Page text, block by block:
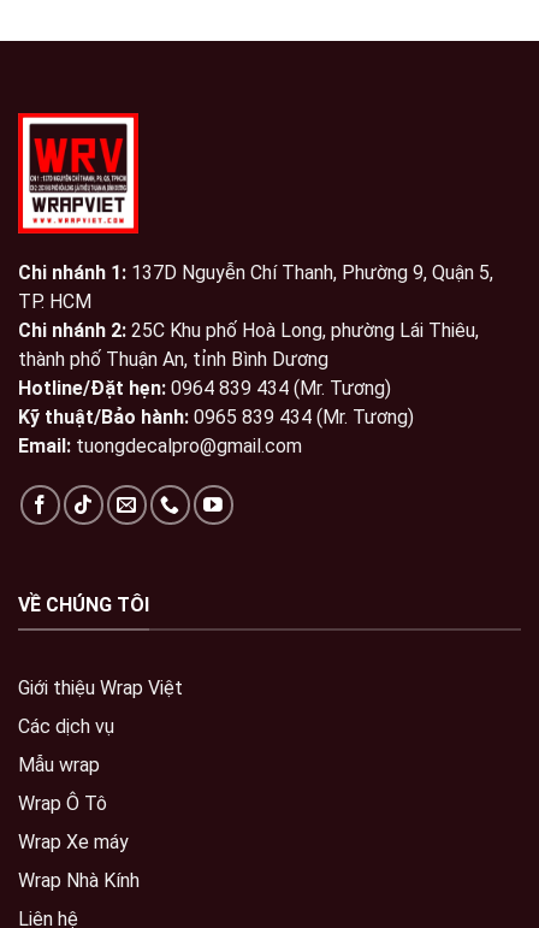
Chi nhánh 1: 137D Nguyễn Chí Thanh, Phường 9, Quận 5,
TP. HCM
Chi nhánh 2: 25C Khu phố Hoà Long, phường Lái Thiêu,
thành phố Thuận An, tỉnh Bình Dương
Hotline/Đặt hẹn: 0964 839 434 (Mr. Tương)
Kỹ thuật/Bảo hành: 0965 839 434 (Mr. Tương)
Email: tuongdecalpro@gmail.com
VỀ CHÚNG TÔI
Giới thiệu Wrap Việt
Các dịch vụ
Mẫu wrap
Wrap Ô Tô
Wrap Xe máy
Wrap Nhà Kính
Liên hệ